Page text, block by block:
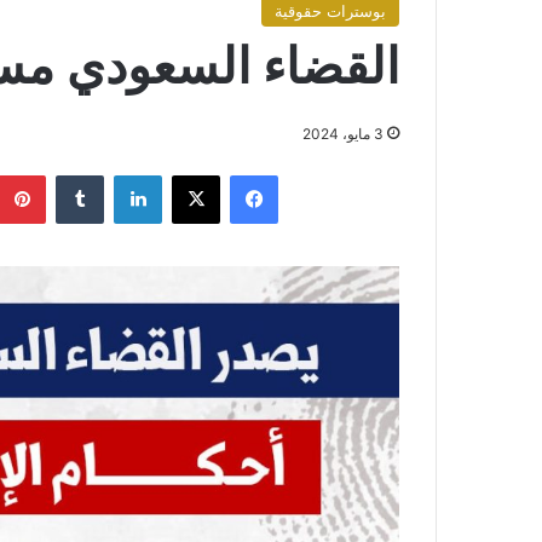
بوسترات حقوقية
القضاء السعودي
3 مايو، 2024
فيسبوك X لينكدإن